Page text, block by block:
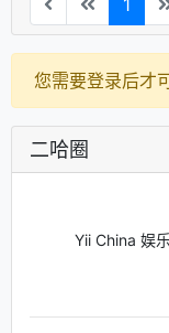
1
您需要登录后才
二哈圈
Yii China 娱